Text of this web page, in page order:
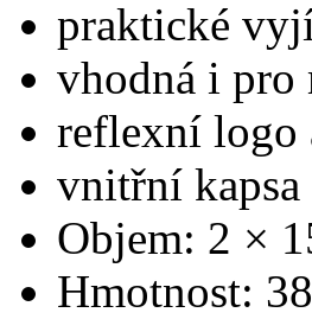
praktické
vhodná i pro
reflexní logo
vnitřní
Objem: 2 ×
Hmotnost: